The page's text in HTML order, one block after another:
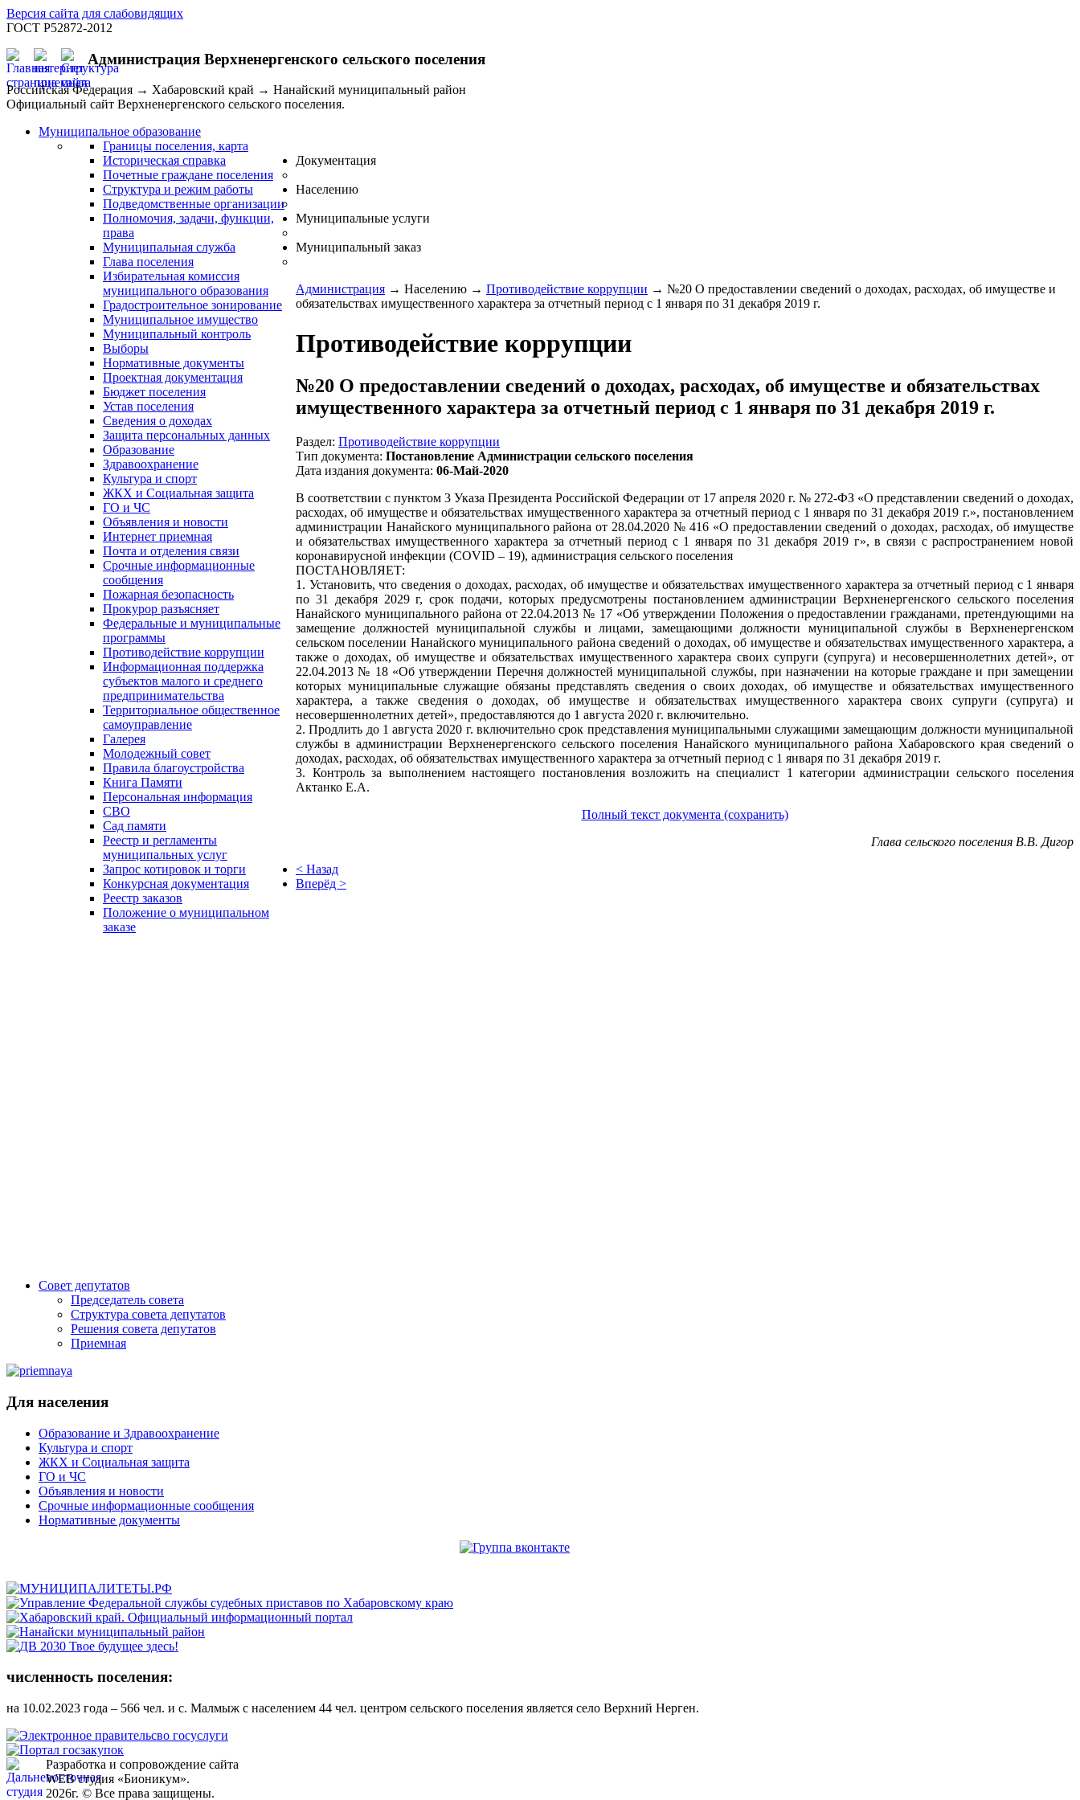
Версия сайта для слабовидящих
ГОСТ Р52872-2012
Администрация Верхненергенского сельского поселения
Российская Федерация → Хабаровский край → Нанайский муниципальный район
Официальный сайт Верхненергенского сельского поселения.
Муниципальное образование
Границы поселения, карта
Историческая справка
Почетные граждане поселения
Структура и режим работы
Подведомственные организации
Полномочия, задачи, функции,
права
Муниципальная служба
Глава поселения
Избирательная комиссия
муниципального образования
Градостроительное зонирование
Муниципальное имущество
Муниципальный контроль
Выборы
Документация
Нормативные документы
Проектная документация
Бюджет поселения
Устав поселения
Сведения о доходах
Защита персональных данных
Населению
Образование
Здравоохранение
Культура и спорт
ЖКХ и Социальная защита
ГО и ЧС
Объявления и новости
Интернет приемная
Почта и отделения связи
Срочные информационные
сообщения
Пожарная безопасность
Прокурор разъясняет
Федеральные и муниципальные
программы
Противодействие коррупции
Информационная поддержка
субъектов малого и среднего
предпринимательства
Территориальное общественное
самоуправление
Галерея
Молодежный совет
Правила благоустройства
Книга Памяти
Персональная информация
СВО
Сад памяти
Муниципальные услуги
Реестр и регламенты
муниципальных услуг
Муниципальный заказ
Запрос котировок и торги
Конкурсная документация
Реестр заказов
Положение о муниципальном
заказе
Администрация → Населению → Противодействие коррупции → №20 О предоставлении сведений о доходах, расходах, об имуществе и
обязательствах имущественного характера за отчетный период с 1 января по 31 декабря 2019 г.
Противодействие коррупции
№20 О предоставлении сведений о доходах, расходах, об имуществе и обязательствах
имущественного характера за отчетный период с 1 января по 31 декабря 2019 г.
Раздел: Противодействие коррупции
Тип документа: Постановление Администрации сельского поселения
Дата издания документа: 06-Май-2020
В соответствии с пунктом 3 Указа Президента Российской Федерации от 17 апреля 2020 г. № 272-ФЗ «О представлении сведений о доходах,
расходах, об имуществе и обязательствах имущественного характера за отчетный период с 1 января по 31 декабря 2019 г.», постановлением
администрации Нанайского муниципального района от 28.04.2020 № 416 «О предоставлении сведений о доходах, расходах, об имуществе
и обязательствах имущественного характера за отчетный период с 1 января по 31 декабря 2019 г», в связи с распространением новой
коронавирусной инфекции (COVID – 19), администрация сельского поселения
ПОСТАНОВЛЯЕТ:
1. Установить, что сведения о доходах, расходах, об имуществе и обязательствах имущественного характера за отчетный период с 1 января
по 31 декабря 2029 г, срок подачи, которых предусмотрены постановлением администрации Верхненергенского сельского поселения
Нанайского муниципального района от 22.04.2013 № 17 «Об утверждении Положения о предоставлении гражданами, претендующими на
замещение должностей муниципальной службы и лицами, замещающими должности муниципальной службы в Верхненергенском
сельском поселении Нанайского муниципального района сведений о доходах, об имуществе и обязательствах имущественного характера, а
также о доходах, об имуществе и обязательствах имущественного характера своих супруги (супруга) и несовершеннолетних детей», от
22.04.2013 № 18 «Об утверждении Перечня должностей муниципальной службы, при назначении на которые граждане и при замещении
которых муниципальные служащие обязаны представлять сведения о своих доходах, об имуществе и обязательствах имущественного
характера, а также сведения о доходах, об имуществе и обязательствах имущественного характера своих супруги (супруга) и
несовершеннолетних детей», предоставляются до 1 августа 2020 г. включительно.
2. Продлить до 1 августа 2020 г. включительно срок представления муниципальными служащими замещающим должности муниципальной
службы в администрации Верхненергенского сельского поселения Нанайского муниципального района Хабаровского края сведений о
доходах, расходах, об обязательствах имущественного характера за отчетный период с 1 января по 31 декабря 2019 г.
3. Контроль за выполнением настоящего постановления возложить на специалист 1 категории администрации сельского поселения
Актанко Е.А.
Полный текст документа (сохранить)
Глава сельского поселения В.В. Дигор
< Назад
Вперёд >
Совет депутатов
Председатель совета
Структура совета депутатов
Решения совета депутатов
Приемная
Для населения
Образование и Здравоохранение
Культура и спорт
ЖКХ и Социальная защита
ГО и ЧС
Объявления и новости
Срочные информационные сообщения
Нормативные документы
численность поселения:
на 10.02.2023 года – 566 чел. и с. Малмыж с населением 44 чел. центром сельского поселения является село Верхний Нерген.
Разработка и сопровождение сайта
WEB студия «Бионикум».
2026г. © Все права защищены.